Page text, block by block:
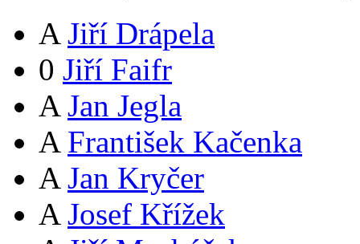
A Jiří Drápela
0 Jiří Faifr
A Jan Jegla
A František Kačenka
A Jan Kryčer
A Josef Křížek